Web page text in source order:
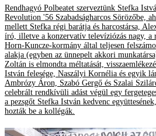
Rendhagyó Polbeatet szerveztünk Stefka
Revolution '56 Szabadságharcos Sörözőbe,
mellett Stefka régi barátja és harcostársa,
író, illetve a konzervatív televíziózás nagy, a
Horn-Kuncze-kormány által teljesen
alakja (egyben az ünnepelt akkori
Zoltán is elmondta méltatását,
István felesége, Naszályi Kornélia és egyik
Ambrózy Áron, Szabó Gergő és Szalai
celebrált rendkívüli adást végül egy
a pezsgőt Stefka István kedvenc
hozták be a kollégák.